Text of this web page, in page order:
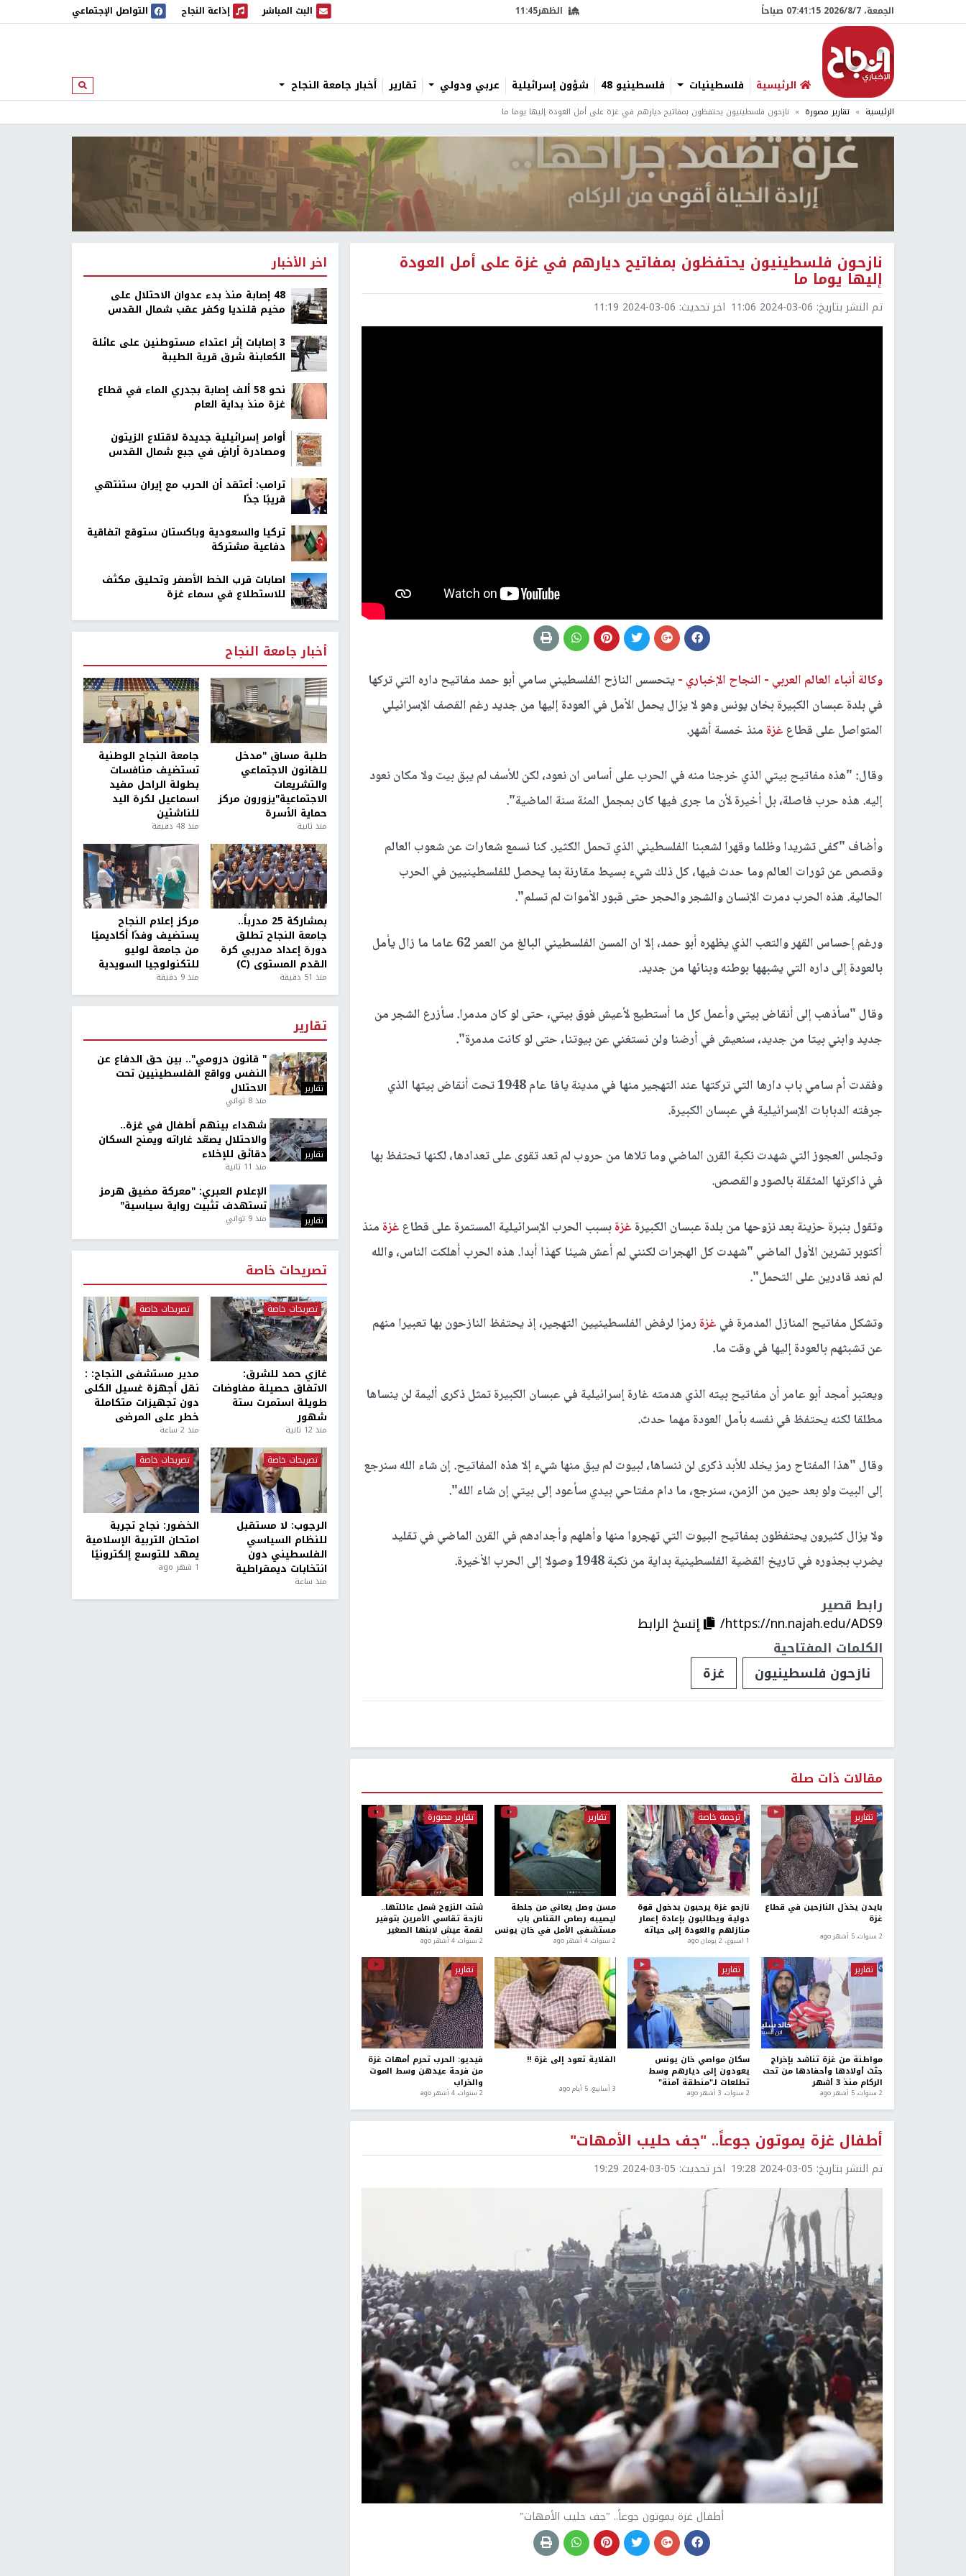
الجمعة، 7/‏8/‏2026 07:41:16 صباحاً الظهر11:45 البث المباشر
البث المباشر إذاعة النجاح
إذاعة النجاح التواصل الإجتماعي
الرئيسية فلسطينيات فلسطينيو 48 شؤون إسرائيلية عربي ودولي تقارير أخبار جامعة النجاح ابحث
الرئيسية تقارير مصورة نازحون فلسطينيون يحتفظون بمفاتيح ديارهم في غزة على أمل العودة إليها يوما ما
نازحون فلسطينيون يحتفظون بمفاتيح ديارهم في غزة على أمل العودة
إليها يوما ما
تم النشر بتاريخ: 2024-03-06 11:06 اخر تحديث: 2024-03-06 11:19
وكالة أنباء العالم العربي - النجاح الإخباري -يتحسس النازح الفلسطيني سامي أبو حمد مفاتيح داره التي تركها
في بلدة عبسان الكبيرة بخان يونس وهو لا يزال يحمل الأمل في العودة إليها من جديد رغم القصف الإسرائيلي
المتواصل على قطاع غزة منذ خمسة أشهر.
وقال: "هذه مفاتيح بيتي الذي خرجنا منه في الحرب على أساس ان نعود، لكن للأسف لم يبق بيت ولا مكان نعود
إليه. هذه حرب فاصلة، بل أخيرة لأن ما جرى فيها كان بمجمل المئة سنة الماضية".
وأضاف "كفى تشريدا وظلما وقهرا لشعبنا الفلسطيني الذي تحمل الكثير. كنا نسمع شعارات عن شعوب العالم
وقصص عن ثورات العالم وما حدث فيها، كل ذلك شيء بسيط مقارنة بما يحصل للفلسطينيين في الحرب
الحالية. هذه الحرب دمرت الإنسان والشجر والحجر حتى قبور الأموات لم تسلم".
ورغم إحساس القهر والتعب الذي يظهره أبو حمد، إلا ان المسن الفلسطيني البالغ من العمر 62 عاما ما زال يأمل
بالعودة إلى داره التي يشبهها بوطنه وبنائها من جديد.
وقال "سأذهب إلى أنقاض بيتي وأعمل كل ما أستطيع لأعيش فوق بيتي، حتى لو كان مدمرا. سأزرع الشجر من
جديد وابني بيتا من جديد، سنعيش في أرضنا ولن نستغني عن بيوتنا، حتى لو كانت مدمرة".
وفقدت أم سامي باب دارها التي تركتها عند التهجير منها في مدينة يافا عام 1948 تحت أنقاض بيتها الذي
جرفته الدبابات الإسرائيلية في عبسان الكبيرة.
وتجلس العجوز التي شهدت نكبة القرن الماضي وما تلاها من حروب لم تعد تقوى على تعدادها، لكنها تحتفظ بها
في ذاكرتها المثقلة بالصور والقصص.
وتقول بنبرة حزينة بعد نزوحها من بلدة عبسان الكبيرة غزةبسبب الحرب الإسرائيلية المستمرة على قطاع غزة منذ
أكتوبر تشرين الأول الماضي "شهدت كل الهجرات لكنني لم أعش شيئا كهذا أبدا. هذه الحرب أهلكت الناس، والله
لم نعد قادرين على التحمل".
وتشكل مفاتيح المنازل المدمرة في غزة رمزا لرفض الفلسطينيين التهجير، إذ يحتفظ النازحون بها تعبيرا منهم
عن تشبثهم بالعودة إليها في وقت ما.
ويعتبر أمجد أبو عامر أن مفاتيح بيته الذي هدمته غارة إسرائيلية في عبسان الكبيرة تمثل ذكرى أليمة لن ينساها
مطلقا لكنه يحتفظ في نفسه بأمل العودة مهما حدث.
وقال "هذا المفتاح رمز يخلد للأبد ذكرى لن ننساها، لبيوت لم يبق منها شيء إلا هذه المفاتيح. إن شاء الله سنرجع
إلى البيت ولو بعد حين من الزمن، سنرجع، ما دام مفتاحي بيدي سأعود إلى بيتي إن شاء الله".
ولا يزال كثيرون يحتفظون بمفاتيح البيوت التي تهجروا منها وأهلهم وأجدادهم في القرن الماضي في تقليد
يضرب بجذوره في تاريخ القضية الفلسطينية بداية من نكبة 1948 وصولا إلى الحرب الأخيرة.
رابط قصير
https://nn.najah.edu/ADS9/
إنسخ الرابط
الكلمات المفتاحية
نازحون فلسطينيون
غزة
مقالات ذات صلة
تقارير
بايدن يخذل النازحين في قطاع
غزة
2 سنوات، 5 أشهر ago
ترجمة خاصة
نازحو غزة يرحبون بدخول قوة
دولية ويطالبون بإعادة إعمار
منازلهم والعودة إلى حياته
1 اسبوع.، 2 يومان ago
تقارير
مسن وصل يعاني من جلطة
ليصيبه رصاص القناص باب
مستشفى الأمل في خان يونس
2 سنوات، 4 أشهر ago
تقارير مصورة
شتت النزوح شمل عائلتها..
نازحة تقاسي الأمرين بتوفير
لقمة عيش لابنها الصغير
2 سنوات، 4 أشهر ago
تقارير
مواطنة من غزة تناشد بإخراج
جثث أولادها وأحفادها من تحت
الركام منذ 3 أشهر
2 سنوات، 5 أشهر ago
تقارير
سكان مواصي خان يونس
يعودون إلى ديارهم وسط
تطلعات لـ"منطقة آمنة"
2 سنوات، 3 أشهر ago
الفلاية تعود إلى غزة !!
3 أسابيع، 5 أيام ago
تقارير
فيديو: الحرب تحرم أمهات غزة
من فرحة عيدهن وسط الموت
والخراب
2 سنوات، 4 أشهر ago
أطفال غزة يموتون جوعاً.. "جف حليب الأمهات"
تم النشر بتاريخ: 2024-03-05 19:28 اخر تحديث: 2024-03-05 19:29
أطفال غزة يموتون جوعاً.. "جف حليب الأمهات"
اخر الأخبار
48 إصابة منذ بدء عدوان الاحتلال على
مخيم قلنديا وكفر عقب شمال القدس
‏3 إصابات إثر اعتداء مستوطنين على عائلة
الكعابنة شرق قرية الطيبة
نحو 58 ألف إصابة بجدري الماء في قطاع
غزة منذ بداية العام
أوامر إسرائيلية جديدة لاقتلاع الزيتون
ومصادرة أراضٍ في جبع شمال القدس
ترامب: أعتقد أن الحرب مع إيران ستنتهي
قريبًا جدًا
تركيا والسعودية وباكستان ستوقع اتفاقية
دفاعية مشتركة
اصابات قرب الخط الأصفر وتحليق مكثف
للاستطلاع في سماء غزة
أخبار جامعة النجاح
طلبة مساق "مدخل
للقانون الاجتماعي
والتشريعات
الاجتماعية"يزورون مركز
حماية الأسرة
منذ ثانية
جامعة النجاح الوطنية
تستضيف منافسات
بطولة الراحل مفيد
اسماعيل لكرة اليد
للناشئين
منذ 48 دقيقة
بمشاركة 25 مدرباً..
جامعة النجاح تطلق
دورة إعداد مدربي كرة
القدم المستوى (C)
منذ 51 دقيقة
مركز إعلام النجاح
يستضيف وفدًا أكاديميًا
من جامعة لوليو
للتكنولوجيا السويدية
منذ 9 دقيقة
تقارير
تقارير
" قانون درومي".. بين حق الدفاع عن
النفس وواقع الفلسطينيين تحت
الاحتلال
منذ 8 ثواني
تقارير
شهداء بينهم أطفال في غزة..
والاحتلال يصعّد غاراته ويمنح السكان
دقائق للإخلاء
منذ 11 ثانية
تقارير
الإعلام العبري: "معركة مضيق هرمز
تستهدف تثبيت رواية سياسية"
منذ 9 ثواني
تصريحات خاصة
تصريحات خاصة
غازي حمد للشرق:
الاتفاق حصيلة مفاوضات
طويلة استمرت ستة
شهور
منذ 12 ثانية
تصريحات خاصة
مدير مستشفى النجاح: :
نقل أجهزة غسيل الكلى
دون تجهيزات متكاملة
خطر على المرضى
منذ 2 ساعة
تصريحات خاصة
الرجوب: لا مستقبل
للنظام السياسي
الفلسطيني دون
انتخابات ديمقراطية
منذ ساعة
تصريحات خاصة
الخضور: نجاح تجربة
امتحان التربية الإسلامية
يمهد للتوسع إلكترونيًا
1 شهر ago